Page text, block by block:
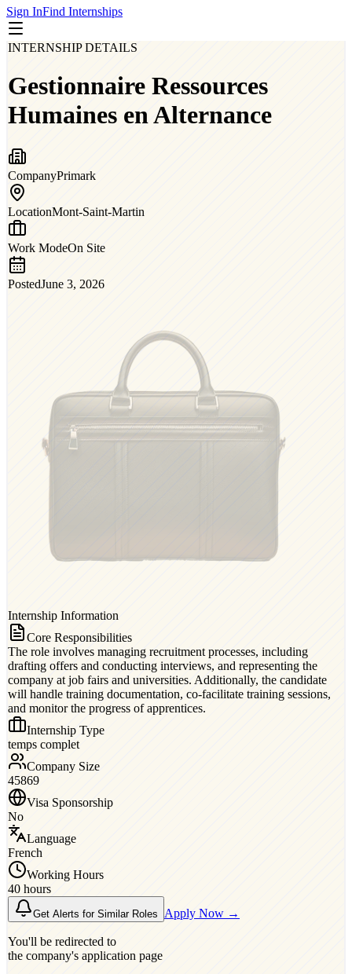
Sign InFind Internships
INTERNSHIP DETAILS
Gestionnaire Ressources
Humaines en Alternance
CompanyPrimark
LocationMont-Saint-Martin
Work ModeOn Site
PostedJune 3, 2026
Internship Information
Core Responsibilities
The role involves managing recruitment processes, including
drafting offers and conducting interviews, and representing the
company at job fairs and universities. Additionally, the candidate
will handle training documentation, co-facilitate training sessions,
and monitor the progress of apprentices.
Internship Type
temps complet
Company Size
45869
Visa Sponsorship
No
Language
French
Working Hours
40 hours
Get Alerts for Similar Roles Apply Now →
You'll be redirected to
the company's application page